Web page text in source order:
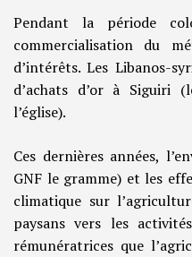
Pendant la période
commercialisation du
d’intérêts. Les Libanos-
d’achats d’or à Siguiri
l’église).
Ces dernières années,
GNF le gramme) et les
climatique sur
paysans vers les
rémunératrices que